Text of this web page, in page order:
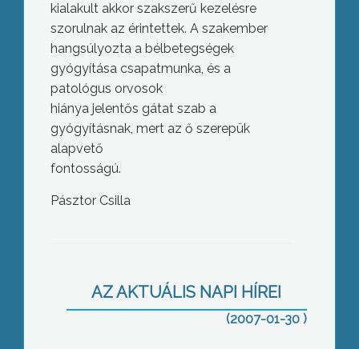
kialakult akkor szakszerű kezelésre
szorulnak az érintettek. A szakember
hangsúlyozta a bélbetegségek
gyógyítása csapatmunka, és a
patológus orvosok
hiánya jelentős gátat szab a
gyógyításnak, mert az ő szerepük
alapvető
fontosságú.
Pásztor Csilla
AZ AKTUÁLIS NAPI HÍREI
(2007-01-30 )